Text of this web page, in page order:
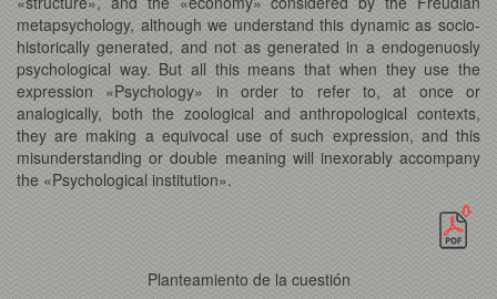
metapsychology, although we understand this dynamic as socio-
historically generated, and not as generated in a endogenuosly
psychological way. But all this means that when they use the
expression «Psychology» in order to refer to, at once or
analogically, both the zoological and anthropological contexts,
they are making a equivocal use of such expression, and this
misunderstanding or double meaning will inexorably accompany
the «Psychological institution».
Planteamiento de la cuestión